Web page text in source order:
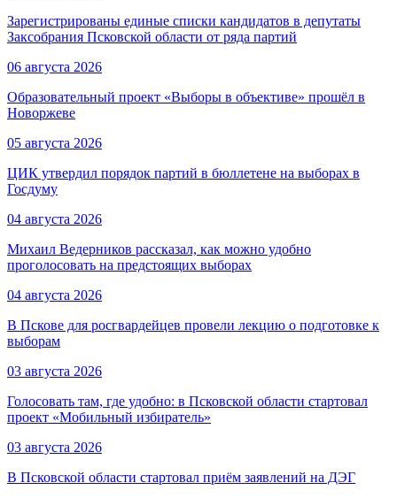
Зарегистрированы единые списки кандидатов в депутаты
Заксобрания Псковской области от ряда партий
06 августа 2026
Образовательный проект «Выборы в объективе» прошёл в
Новоржеве
05 августа 2026
ЦИК утвердил порядок партий в бюллетене на выборах в
Госдуму
04 августа 2026
Михаил Ведерников рассказал, как можно удобно
проголосовать на предстоящих выборах
04 августа 2026
В Пскове для росгвардейцев провели лекцию о подготовке к
выборам
03 августа 2026
Голосовать там, где удобно: в Псковской области стартовал
проект «Мобильный избиратель»
03 августа 2026
В Псковской области стартовал приём заявлений на ДЭГ